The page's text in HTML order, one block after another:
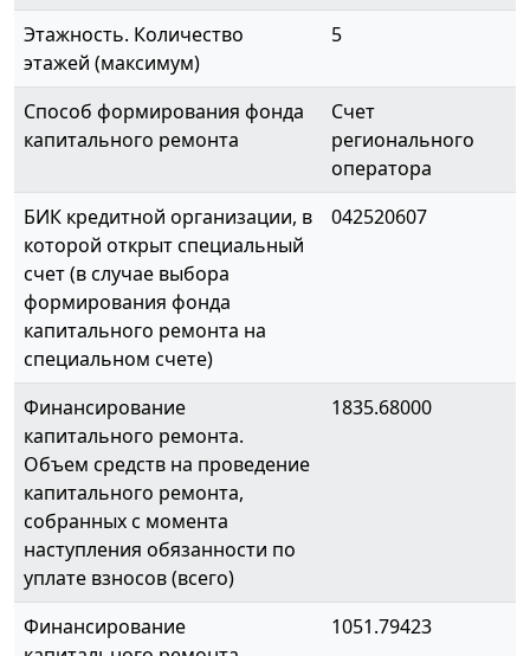
Этажность. Количество
этажей (максимум)
5
Способ формирования фонда
капитального ремонта
Счет
регионального
оператора
БИК кредитной организации, в
которой открыт специальный
счет (в случае выбора
формирования фонда
капитального ремонта на
специальном счете)
042520607
Финансирование
капитального ремонта.
Объем средств на проведение
капитального ремонта,
собранных с момента
наступления обязанности по
уплате взносов (всего)
1835.68000
Финансирование
1051.79423